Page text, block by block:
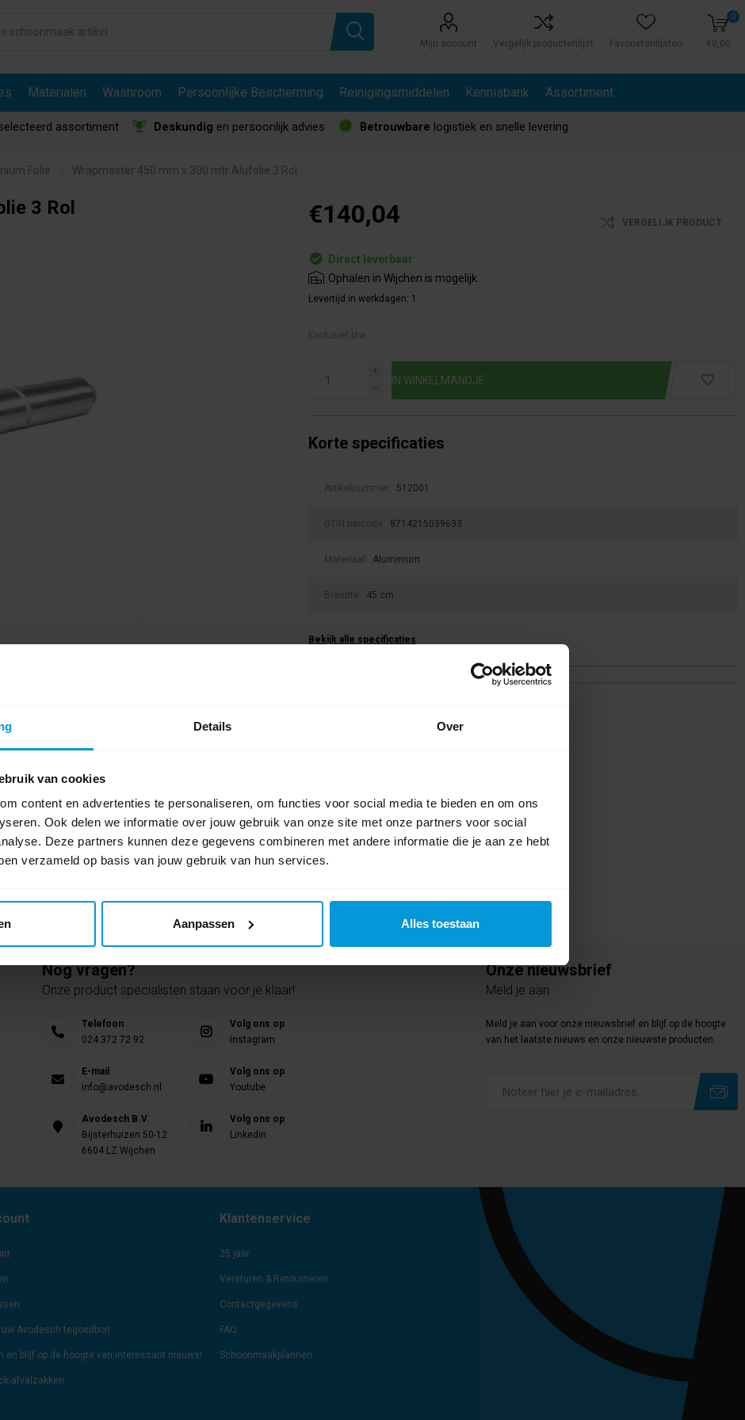
Details Over
van cookies
content en advertenties te personaliseren, om functies voor social media te bieden en om ons
Ook delen we informatie over jouw gebruik van onze site met onze partners voor social
Deze partners kunnen deze gegevens combineren met andere informatie die je aan ze hebt
verzameld op basis van jouw gebruik van hun services.
Aanpassen Alles toestaan
Mijn account Vergelijk productenlijst Favorietenlijsten
0
€0,00
Materialen Washroom Persoonlijke Bescherming Reinigingsmiddelen Kennisbank Assortiment
assortiment Deskundig en persoonlijk advies Betrouwbare logistiek en snelle levering
Folie Wrapmaster 450 mm x 300 mtr Alufolie 3 Rol
3 Rol €140,04 VERGELIJK PRODUCT
Direct leverbaar
Ophalen in Wijchen is mogelijk.
Levertijd in werkdagen: 1
Exclusief btw.
i
h
Korte specificaties
Artikelnummer: 512001
GTIN barcode: 8714215039633
Materiaal: Aluminium
Breedte: 45 cm
Bekijk alle specificaties
Nog vragen?
Onze product specialisten staan voor je klaar!
Telefoon
024 372 72 92
E-mail
info@avodesch.nl
Avodesch B.V.
Bijsterhuizen 50-12
6604 LZ Wijchen
Volg ons op
Instagram
Volg ons op
Youtube
Volg ons op
Linkedin
Onze nieuwsbrief
Meld je aan
Meld je aan voor onze nieuwsbrief en blijf op de hoogte
van het laatste nieuws en onze nieuwste producten.
Avodesch tegoedbon
en blijf op de hoogte van interessant nieuws!
afvalzakken
Klantenservice
25 jaar
Versturen & Retourneren
Contactgegevens
FAQ
Schoonmaakplannen